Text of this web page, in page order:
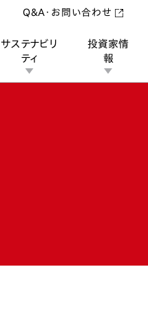
サステナビリ
ティ
投資家情
報
Q&A・お問い合わせ